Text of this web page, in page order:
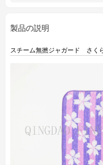
製品の説明
スチーム無撚ジャガード さ